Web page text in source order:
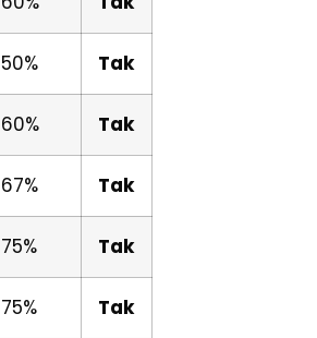
50% Tak
60% Tak
67% Tak
75% Tak
75% Tak